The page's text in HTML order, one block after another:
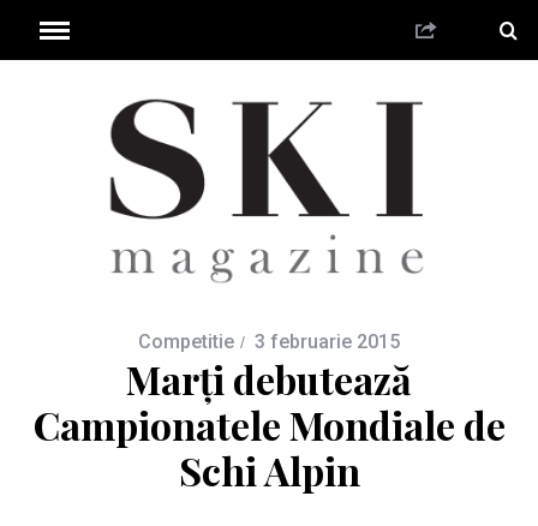
Competitie 3 februarie 2015
Marți debutează
Campionatele Mondiale de
Schi Alpin